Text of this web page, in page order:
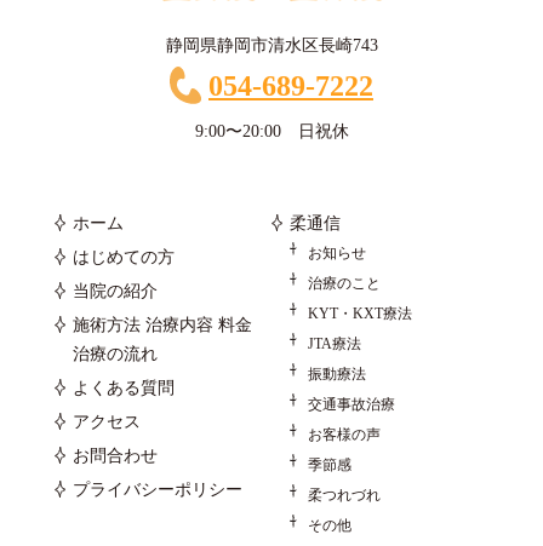
静岡県静岡市清水区長崎743
054-689-7222
9:00〜20:00 日祝休
ホーム
はじめての方
当院の紹介
施術方法 治療内容 料金
治療の流れ
よくある質問
アクセス
お問合わせ
プライバシーポリシー
柔通信
お知らせ
治療のこと
KYT・KXT療法
JTA療法
振動療法
交通事故治療
お客様の声
季節感
柔つれづれ
その他